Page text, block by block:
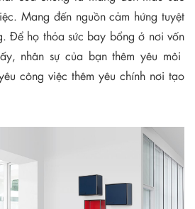
Mang đến nguồn cảm hứng tuyệt
Để họ thỏa sức bay bổng ở nơi vốn
nhân sự của bạn thêm yêu môi
công việc thêm yêu chính nơi tạo